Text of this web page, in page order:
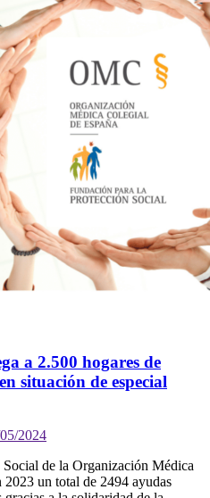
a 2.500 hogares de
situación de especial
2024
de la Organización Médica
un total de 2494 ayudas